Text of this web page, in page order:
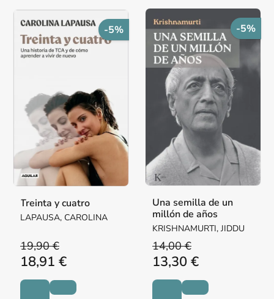
-5%
Treinta y cuatro
LAPAUSA, CAROLINA
19,90 €
18,91 €
-5%
Una semilla de un
millón de años
KRISHNAMURTI, JIDDU
14,00 €
13,30 €